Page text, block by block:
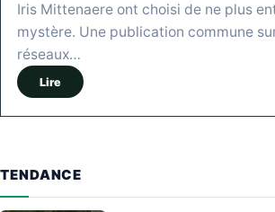
Iris Mittenaere ont choisi de ne plus
mystère. Une publication commune
réseaux…
Lire
TENDANCE